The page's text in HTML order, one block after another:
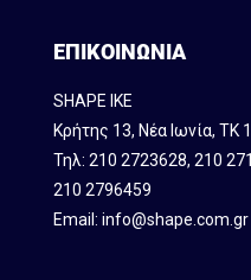
ΕΠΙΚΟΙΝΩΝΙΑ
SHAPE IKE
Κρήτης 13, Νέα Ιωνία, ΤΚ
Τηλ: 210 2723628, 210
210 2796459
Email: info@shape.com.gr